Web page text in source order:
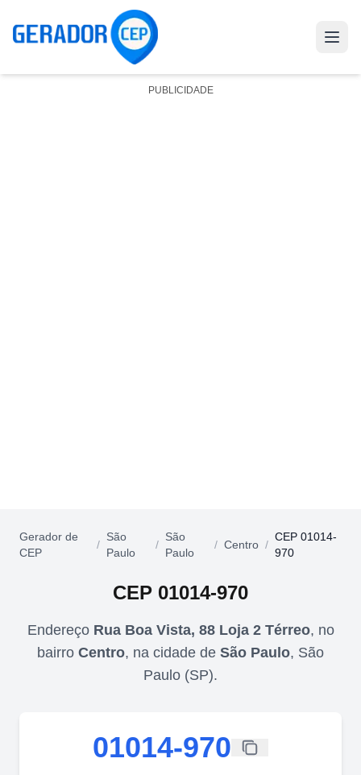
PUBLICIDADE
Gerador de
CEP
/
São
Paulo
/
São
Paulo
/ Centro /
CEP 01014-
970
CEP 01014-970
Endereço Rua Boa Vista, 88 Loja 2 Térreo, no
bairro Centro, na cidade de São Paulo, São
Paulo (SP).
01014-970